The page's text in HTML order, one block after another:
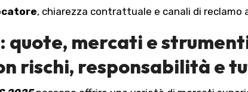
, chiarezza contrattuale e canali di reclamo
quote, mercati e
rischi, responsabilità e